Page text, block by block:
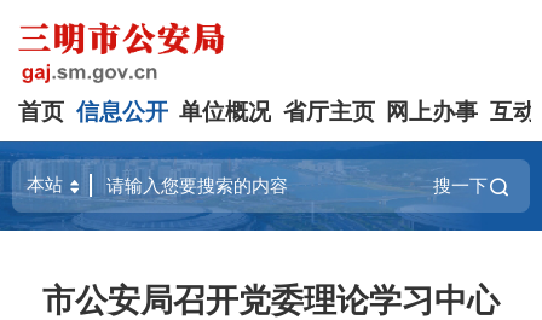
首页 信息公开 单位概况 省厅主页 网上办事 互动
搜一下
市公安局召开党委理论学习中心